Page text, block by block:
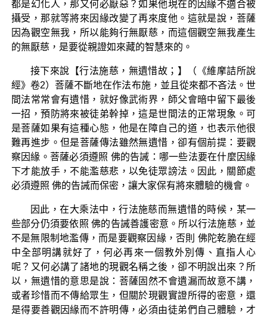
都是幻化人，那又何必厭惡？如果他現在的因緣不適合被
攝受，那就等將來因緣改變了再來度他。這就是說，菩薩
因為觀空無我，所以能夠行無厭慈，而這個觀空無我產生
的無厭慈，是要從親證如來藏的智慧來的。
接下來說【行法施慈，無遺惜故；】（《維摩詰所說
經》卷2）菩薩不斷地在作法布施，並且從來都不吝法。世
間法常常會有遺惜，就好像武術界，師父會暗中留下最後
一招，預防將來被徒弟幹掉，這是世間法的正常現象。可
是菩薩如果有這種心態，他是在障自己的道，也表示他很
難再進步。但是菩薩傳法雖然無遺惜，卻有個前提：要觀
察因緣。菩薩必須遵照 佛的告誡：哪一些法要在什麼因緣
下才能放手，不能濫慈悲，以免徒眾謗法。因此，關節處
必須遵照 佛的告誡而保密，讓大家保有將來體驗的機會。
因此，在大乘法中，行法施慈而無遺惜的時候，某一
些部分仍須要依照 佛的告誡善護密意。所以行法施慈，並
不是無限制地濫傳，而是要觀察因緣，否則 佛陀乾脆在經
中全部明講就好了，何必再來一個教外別傳、直指人心
呢？又何必講了諸地的現觀名稱之後，卻不明說出來？所
以，無遺惜的意思是說：菩薩固然不會遺漏而故意不講，
或者珍惜而不傳給眾生，但關於現觀實證所得的密意，還
是得要善觀因緣而不許明傳，必須由徒弟們自己體驗，才